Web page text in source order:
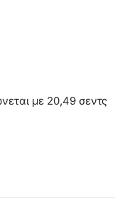
με 20,49 σεντς